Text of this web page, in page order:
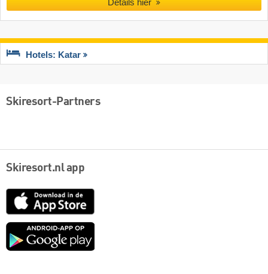
Details hier
Hotels: Katar
Skiresort-Partners
Skiresort.nl app
App
Google